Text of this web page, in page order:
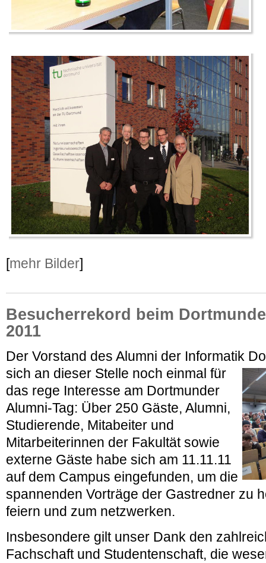
[mehr Bilder]
Besucherrekord beim
2011
Der Vorstand des Alumni der Informatik
sich an dieser Stelle noch einmal für
das rege Interesse am Dortmunder
Alumni-Tag: Über 250 Gäste, Alumni,
Studierende, Mitabeiter und
Mitarbeiterinnen der Fakultät sowie
externe Gäste habe sich am 11.11.11
auf dem Campus eingefunden, um die
spannenden Vorträge der Gastredner zu
feiern und zum netzwerken.
Insbesondere gilt unser Dank den
Fachschaft und Studentenschaft, die